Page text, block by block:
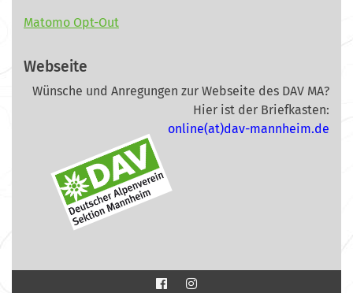
Matomo Opt-Out
Webseite
Wünsche und Anregungen zur Webseite des DAV MA?
Hier ist der Briefkasten:
online(at)dav-mannheim.de